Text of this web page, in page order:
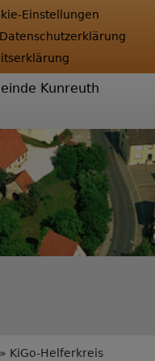
Einstellungen
Datenschutzerklärung
Kunreuth
KiGo-Helferkreis